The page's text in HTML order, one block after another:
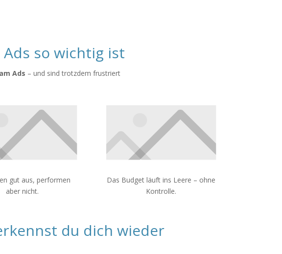
so wichtig ist
Ads – und sind trotzdem frustriert
gut aus, performen
aber nicht.
Das Budget läuft ins Leere – ohne
Kontrolle.
du dich wieder